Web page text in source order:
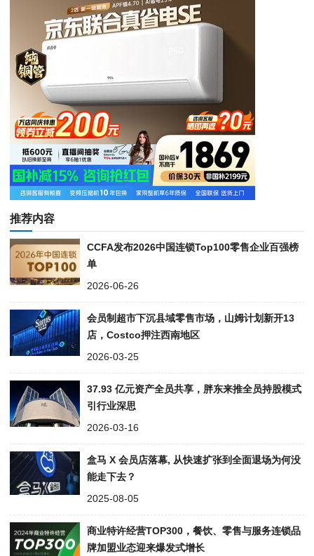
推荐内容
CCFA发布2026中国连锁Top100零售企业百强榜
单
2026-06-26
会员制超市下沉县域零售市场，山姆计划新开13
店，Costco押注西南地区
2026-03-25
37.93 亿元资产全员共享，胖东来推全员持股模式
引行业深思
2026-03-16
盒马 X 会员店落幕, 从快速扩张到全面退场为何没
能走下去？
2025-08-05
商业特许经营TOP300，餐饮、零售与服务连锁品
牌加盟业态迎来爆发式增长